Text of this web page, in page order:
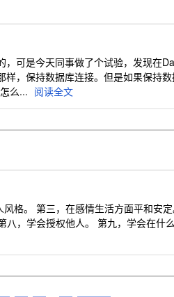
可是今天同事做了个试验，发现在
，保持数据库连接。但是如果保持
么... 阅读全文
格。 第三，在感情生活方面平和安
，学会授权他人。 第九，学会在什